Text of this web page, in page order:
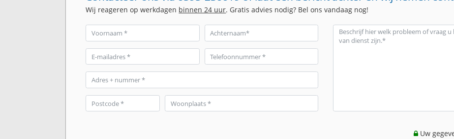
Wij reageren op werkdagen binnen 24 uur. Gratis advies nodig? Bel ons vandaag nog!
Uw